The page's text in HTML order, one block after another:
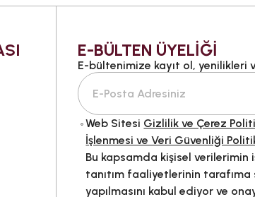
E-BÜLTEN ÜYELİĞİ
E-bültenimize kayıt ol, yenilikleri
Web Sitesi Gizlilik ve Çerez
İşlenmesi ve Veri Güvenliği
Bu kapsamda kişisel verilerimin
tanıtım faaliyetlerinin
yapılmasını kabul ediyor ve